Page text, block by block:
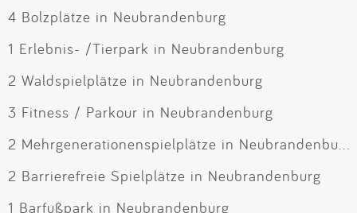
4 Bolzplätze in Neubrandenburg
1 Erlebnis- /Tierpark in Neubrandenburg
2 Waldspielplätze in Neubrandenburg
3 Fitness / Parkour in Neubrandenburg
2 Mehrgenerationenspielplätze in Neubrandenburg
2 Barrierefreie Spielplätze in Neubrandenburg
1 Barfußpark in Neubrandenburg